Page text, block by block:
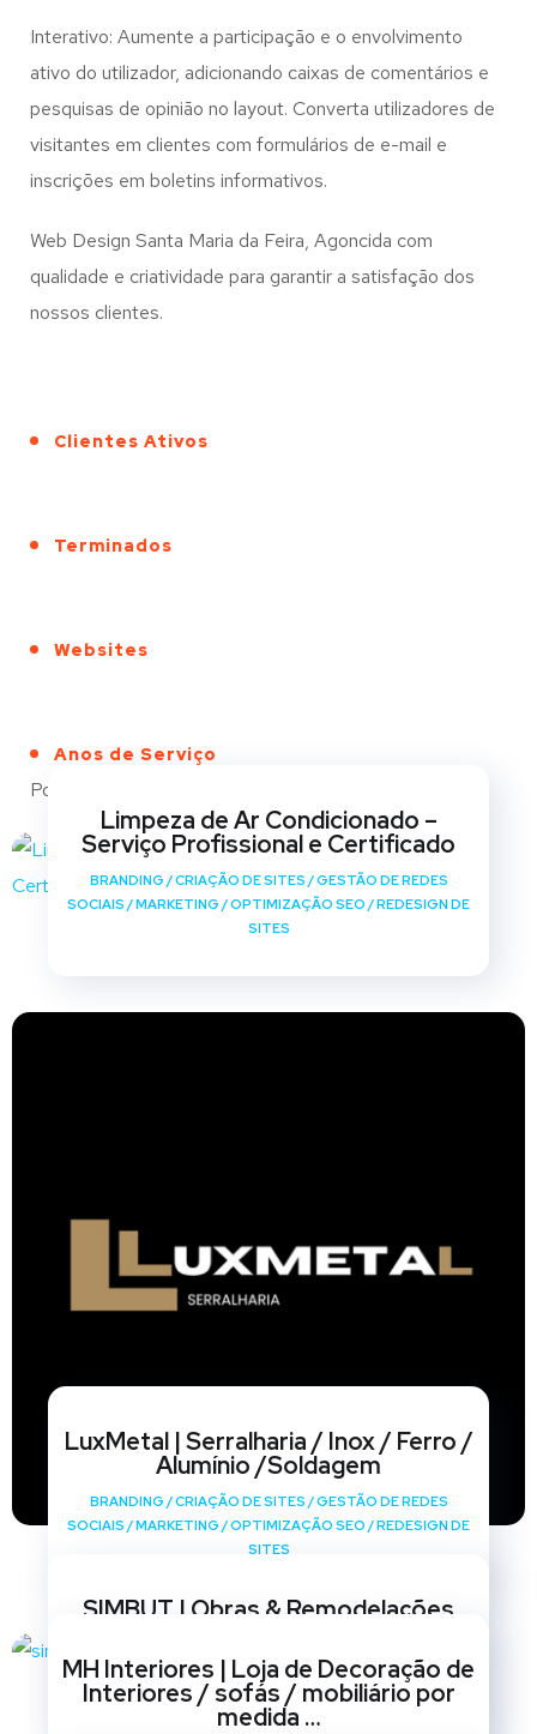
Interativo: Aumente a participação e o envolvimento
ativo do utilizador, adicionando caixas de comentários e
pesquisas de opinião no layout. Converta utilizadores de
visitantes em clientes com formulários de e-mail e
inscrições em boletins informativos.
Web Design Santa Maria da Feira, Agoncida com
qualidade e criatividade para garantir a satisfação dos
nossos clientes.
Clientes Ativos
Terminados
Websites
Anos de Serviço
Portfólio
Limpeza de Ar Condicionado –
Serviço Profissional e Certificado
BRANDING /CRIAÇÃO DE SITES /GESTÃO DE REDES
SOCIAIS /MARKETING /OPTIMIZAÇÃO SEO /REDESIGN DE
SITES
LuxMetal | Serralharia / Inox / Ferro /
Alumínio /Soldagem
BRANDING /CRIAÇÃO DE SITES /GESTÃO DE REDES
SOCIAIS /MARKETING /OPTIMIZAÇÃO SEO /REDESIGN DE
SITES
SIMBUT | Obras & Remodelações
SOCIAIS /MARKETING OPTIMIZAÇÃO SEO/ REDESIGN DE
SITES
MH Interiores | Loja de Decoração de
Interiores / sofás / mobiliário por
medida …